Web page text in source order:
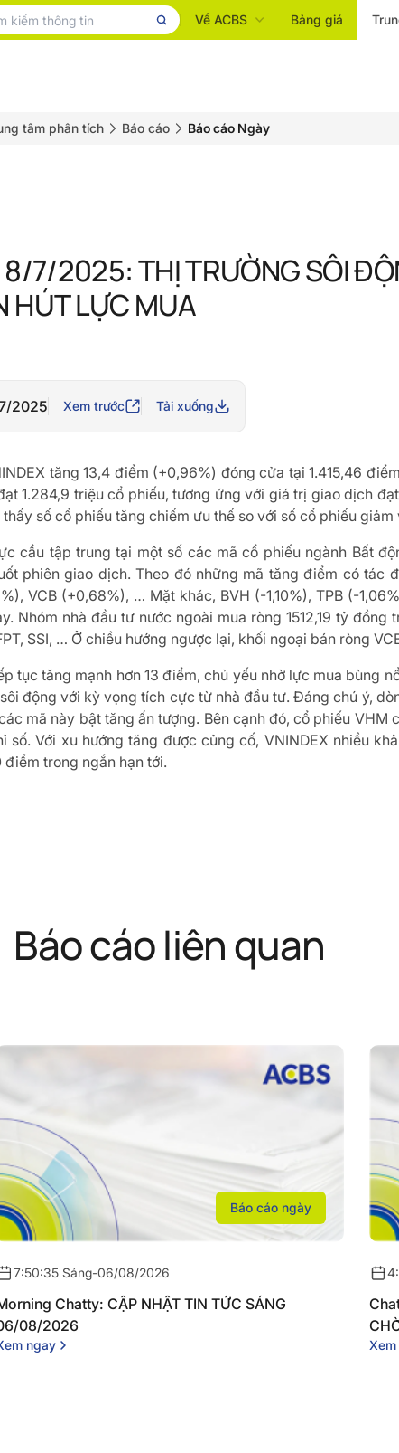
Về ACBS Bảng giá
tâm phân tích Báo cáo Báo cáo Ngày
7/2025: THỊ TRƯỜNG SÔI
HÚT LỰC MUA
2025 Xem trước Tải xuống
tăng 13,4 điểm (+0,96%) đóng cửa tại 1.415,46
1.284,9 triệu cổ phiếu, tương ứng với giá trị giao dịch
số cổ phiếu tăng chiếm ưu thế so với số cổ phiếu
cầu tập trung tại một số các mã cổ phiếu ngành Bất
phiên giao dịch. Theo đó những mã tăng điểm có tác
VCB (+0,68%), … Mặt khác, BVH (-1,10%), TPB (-
Nhóm nhà đầu tư nước ngoài mua ròng 1512,19 tỷ
SSI, … Ở chiều hướng ngược lại, khối ngoại bán ròng
tục tăng mạnh hơn 13 điểm, chủ yếu nhờ lực mua bùng
động với kỳ vọng tích cực từ nhà đầu tư. Đáng chú ý,
mã này bật tăng ấn tượng. Bên cạnh đó, cổ phiếu
số. Với xu hướng tăng được củng cố, VNINDEX nhiều
điểm trong ngắn hạn tới.
Báo cáo liên quan
Báo cáo ngày
7:50:35 Sáng-06/08/2026
Chatty: CẬP NHẬT TIN TỨC SÁNG
08/2026
ngay